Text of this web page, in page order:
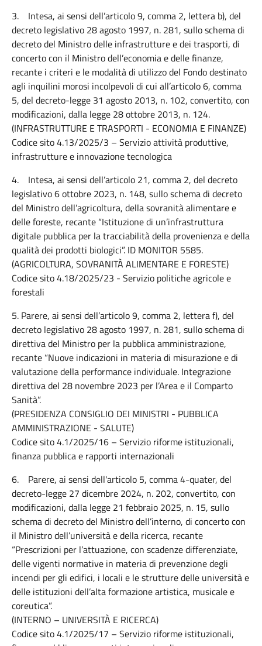
3. Intesa, ai sensi dell’articolo 9, comma 2, lettera b), del
decreto legislativo 28 agosto 1997, n. 281, sullo schema di
decreto del Ministro delle infrastrutture e dei trasporti, di
concerto con il Ministro dell’economia e delle finanze,
recante i criteri e le modalità di utilizzo del Fondo destinato
agli inquilini morosi incolpevoli di cui all’articolo 6, comma
5, del decreto-legge 31 agosto 2013, n. 102, convertito, con
modificazioni, dalla legge 28 ottobre 2013, n. 124.
(INFRASTRUTTURE E TRASPORTI - ECONOMIA E FINANZE)
Codice sito 4.13/2025/3 – Servizio attività produttive,
infrastrutture e innovazione tecnologica
4. Intesa, ai sensi dell’articolo 21, comma 2, del decreto
legislativo 6 ottobre 2023, n. 148, sullo schema di decreto
del Ministro dell’agricoltura, della sovranità alimentare e
delle foreste, recante “Istituzione di un’infrastruttura
digitale pubblica per la tracciabilità della provenienza e della
qualità dei prodotti biologici”. ID MONITOR 5585.
(AGRICOLTURA, SOVRANITÀ ALIMENTARE E FORESTE)
Codice sito 4.18/2025/23 - Servizio politiche agricole e
forestali
5. Parere, ai sensi dell’articolo 9, comma 2, lettera f), del
decreto legislativo 28 agosto 1997, n. 281, sullo schema di
direttiva del Ministro per la pubblica amministrazione,
recante “Nuove indicazioni in materia di misurazione e di
valutazione della performance individuale. Integrazione
direttiva del 28 novembre 2023 per l’Area e il Comparto
Sanità”.
(PRESIDENZA CONSIGLIO DEI MINISTRI - PUBBLICA
AMMINISTRAZIONE - SALUTE)
Codice sito 4.1/2025/16 – Servizio riforme istituzionali,
finanza pubblica e rapporti internazionali
6. Parere, ai sensi dell'articolo 5, comma 4-quater, del
decreto-legge 27 dicembre 2024, n. 202, convertito, con
modificazioni, dalla legge 21 febbraio 2025, n. 15, sullo
schema di decreto del Ministro dell’interno, di concerto con
il Ministro dell’università e della ricerca, recante
“Prescrizioni per l’attuazione, con scadenze differenziate,
delle vigenti normative in materia di prevenzione degli
incendi per gli edifici, i locali e le strutture delle università e
delle istituzioni dell’alta formazione artistica, musicale e
coreutica”.
(INTERNO – UNIVERSITÀ E RICERCA)
Codice sito 4.1/2025/17 – Servizio riforme istituzionali,